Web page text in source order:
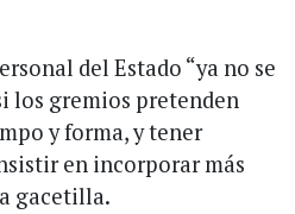
del Estado “ya no se
los gremios pretenden
y forma, y tener
en incorporar más
gacetilla.